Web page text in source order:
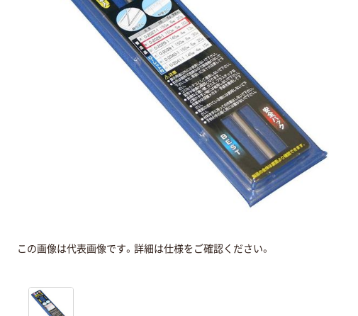
この画像は代表画像です。詳細は仕様をご確認ください。